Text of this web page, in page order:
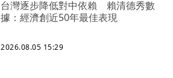
台灣逐步降低對中依賴 賴清德秀數
據：經濟創近50年最佳表現
2026.08.05 15:29